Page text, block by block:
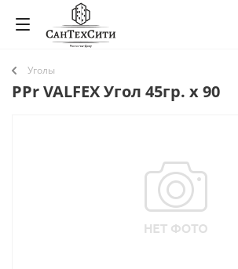
Уголы
PPr VALFEX Угол 45гр. x 90